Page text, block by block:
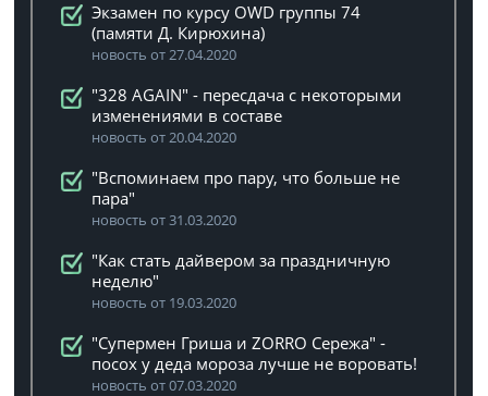
Экзамен по курсу OWD группы 74
(памяти Д. Кирюхина)
новость от 27.04.2020
"328 AGAIN" - пересдача с некоторыми
изменениями в составе
новость от 20.04.2020
"Вспоминаем про пару, что больше не
пара"
новость от 31.03.2020
"Как стать дайвером за праздничную
неделю"
новость от 19.03.2020
"Супермен Гриша и ZORRO Сережа" -
посох у деда мороза лучше не воровать!
новость от 07.03.2020